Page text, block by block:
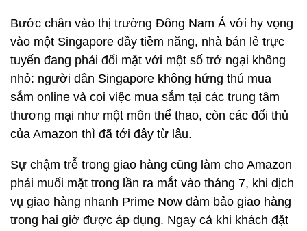
Bước chân vào thị trường Đông Nam Á với hy vọng
vào một Singapore đầy tiềm năng, nhà bán lẻ trực
tuyến đang phải đối mặt với một số trở ngại không
nhỏ: người dân Singapore không hứng thú mua
sắm online và coi việc mua sắm tại các trung tâm
thương mại như một môn thể thao, còn các đối thủ
của Amazon thì đã tới đây từ lâu.
Sự chậm trễ trong giao hàng cũng làm cho Amazon
phải muối mặt trong lần ra mắt vào tháng 7, khi dịch
vụ giao hàng nhanh Prime Now đảm bảo giao hàng
trong hai giờ được áp dụng. Ngay cả khi khách đặt